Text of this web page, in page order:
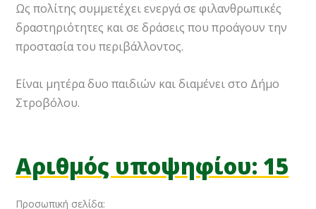
Ως πολίτης συμμετέχει ενεργά σε φιλανθρωπικές
δραστηριότητες και σε δράσεις που προάγουν την
προστασία του περιβάλλοντος.
Είναι μητέρα δυο παιδιών και διαμένει στο Δήμο
Στροβόλου.
Αριθμός υποψηφίου: 15
Προσωπική σελίδα: